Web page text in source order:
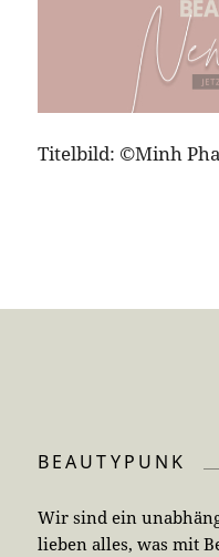
Titelbild: ©Minh
BEAUTYPUNK
Wir sind ein
lieben alles, was mit